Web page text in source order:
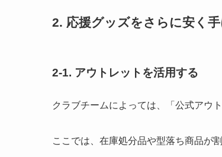
2. 応援グッズをさらに安く
2-1. アウトレットを活用する
クラブチームによっては、「公式アウ
ここでは、在庫処分品や型落ち商品が